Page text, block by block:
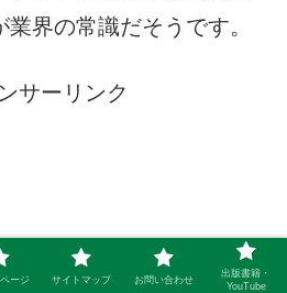
界の常識だそうです。
サーリンク
ージ サイトマップ お問い合わせ
出版書籍・
YouTube